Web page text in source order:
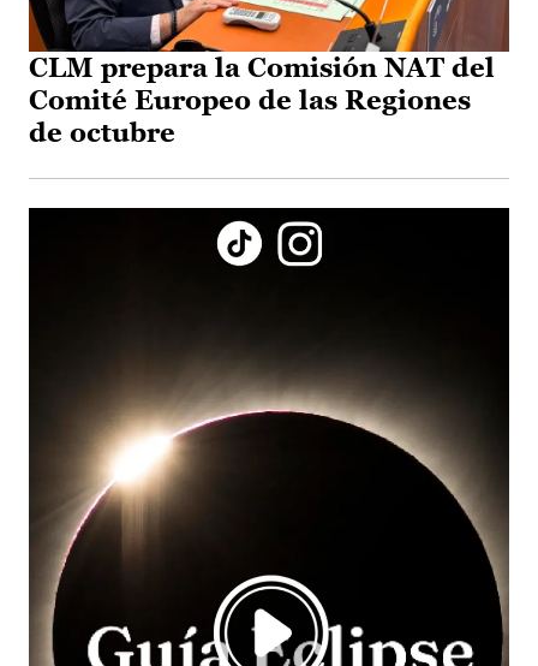
CLM prepara la Comisión NAT del
Comité Europeo de las Regiones
de octubre